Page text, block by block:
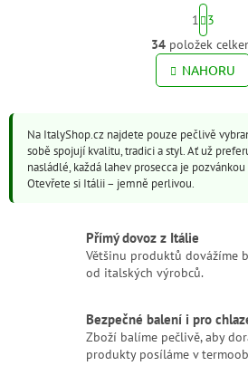
O
v
l
a
c
í
y
v
i
s
u
S
t
r
á
n
k
á
n
í
1
3
34 položek
NAHORU
Na ItalyShop.cz najdete pouze pečlivě
sobě spojují kvalitu, tradici a styl. Ať už
nasládlé, každá lahev prosecca je
Otevřete si Itálii – jemně perlivou.
Přímý dovoz z Itálie
Většinu produktů dovážíme
od italských výrobců.
Bezpečné balení i pro
Zboží balíme pečlivě, aby
produkty posíláme v